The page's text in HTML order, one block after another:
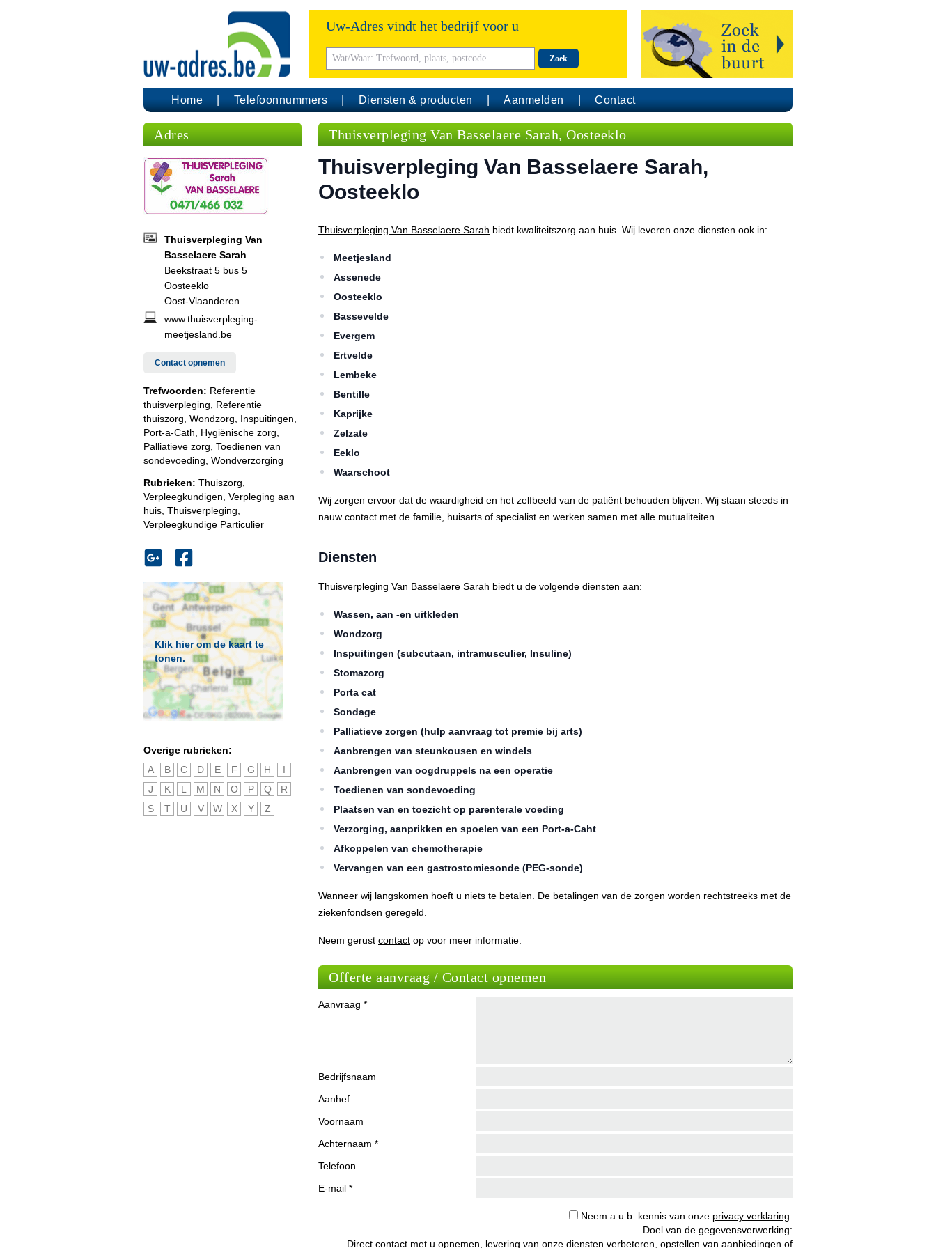
Uw-Adres vindt het bedrijf voor u
Zoek
Home Telefoonnummers Diensten & producten Aanmelden Contact
Adres
Thuisverpleging Van
Basselaere Sarah
Beekstraat 5 bus 5
Oosteeklo
Oost-Vlaanderen
www.thuisverpleging-
meetjesland.be
Contact opnemen
Trefwoorden: Referentie
thuisverpleging, Referentie
thuiszorg, Wondzorg, Inspuitingen,
Port-a-Cath, Hygiënische zorg,
Palliatieve zorg, Toedienen van
sondevoeding, Wondverzorging
Rubrieken: Thuiszorg
Verpleegkundigen Verpleging aan
huis Thuisverpleging
Verpleegkundige Particulier
Klik hier om de kaart te
tonen.
Overige rubrieken:
A
B C D E F G H
I
J
K L M N O P Q
R
S
T U V W X Y Z
Thuisverpleging Van Basselaere Sarah, Oosteeklo
Thuisverpleging Van Basselaere Sarah,
Oosteeklo
Thuisverpleging Van Basselaere Sarah biedt kwaliteitszorg aan huis. Wij leveren onze diensten ook in:
Meetjesland
Assenede
Oosteeklo
Bassevelde
Evergem
Ertvelde
Lembeke
Bentille
Kaprijke
Zelzate
Eeklo
Waarschoot
Wij zorgen ervoor dat de waardigheid en het zelfbeeld van de patiënt behouden blijven. Wij staan steeds in
nauw contact met de familie, huisarts of specialist en werken samen met alle mutualiteiten.
Diensten
Thuisverpleging Van Basselaere Sarah biedt u de volgende diensten aan:
Wassen, aan -en uitkleden
Wondzorg
Inspuitingen (subcutaan, intramusculier, Insuline)
Stomazorg
Porta cat
Sondage
Palliatieve zorgen (hulp aanvraag tot premie bij arts)
Aanbrengen van steunkousen en windels
Aanbrengen van oogdruppels na een operatie
Toedienen van sondevoeding
Plaatsen van en toezicht op parenterale voeding
Verzorging, aanprikken en spoelen van een Port-a-Caht
Afkoppelen van chemotherapie
Vervangen van een gastrostomiesonde (PEG-sonde)
Wanneer wij langskomen hoeft u niets te betalen. De betalingen van de zorgen worden rechtstreeks met de
ziekenfondsen geregeld.
Neem gerust contact op voor meer informatie.
Offerte aanvraag / Contact opnemen
Aanvraag *
Bedrijfsnaam
Aanhef
Voornaam
Achternaam *
Telefoon
E-mail *
Neem a.u.b. kennis van onze privacy verklaring
Doel van de gegevensverwerking:
Direct contact met u opnemen, levering van onze diensten verbeteren, opstellen van aanbiedingen of